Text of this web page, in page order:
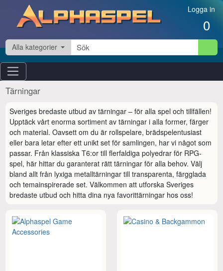
Hoppa till innehåll Logga in
0
Alla kategorier
Tärningar
Sveriges bredaste utbud av tärningar – för alla spel och tillfällen!
Upptäck vårt enorma sortiment av tärningar i alla former, färger
och material. Oavsett om du är rollspelare, brädspelentusiast
eller bara letar efter ett unikt set för samlingen, har vi något som
passar. Från klassiska T6:or till flerfaldiga polyedrar för RPG-
spel, här hittar du garanterat rätt tärningar för alla behov. Välj
bland allt från lyxiga metalltärningar till transparenta, färgglada
och temainspirerade set. Välkommen att utforska Sveriges
bredaste utbud och hitta dina nya favorittärningar hos oss!